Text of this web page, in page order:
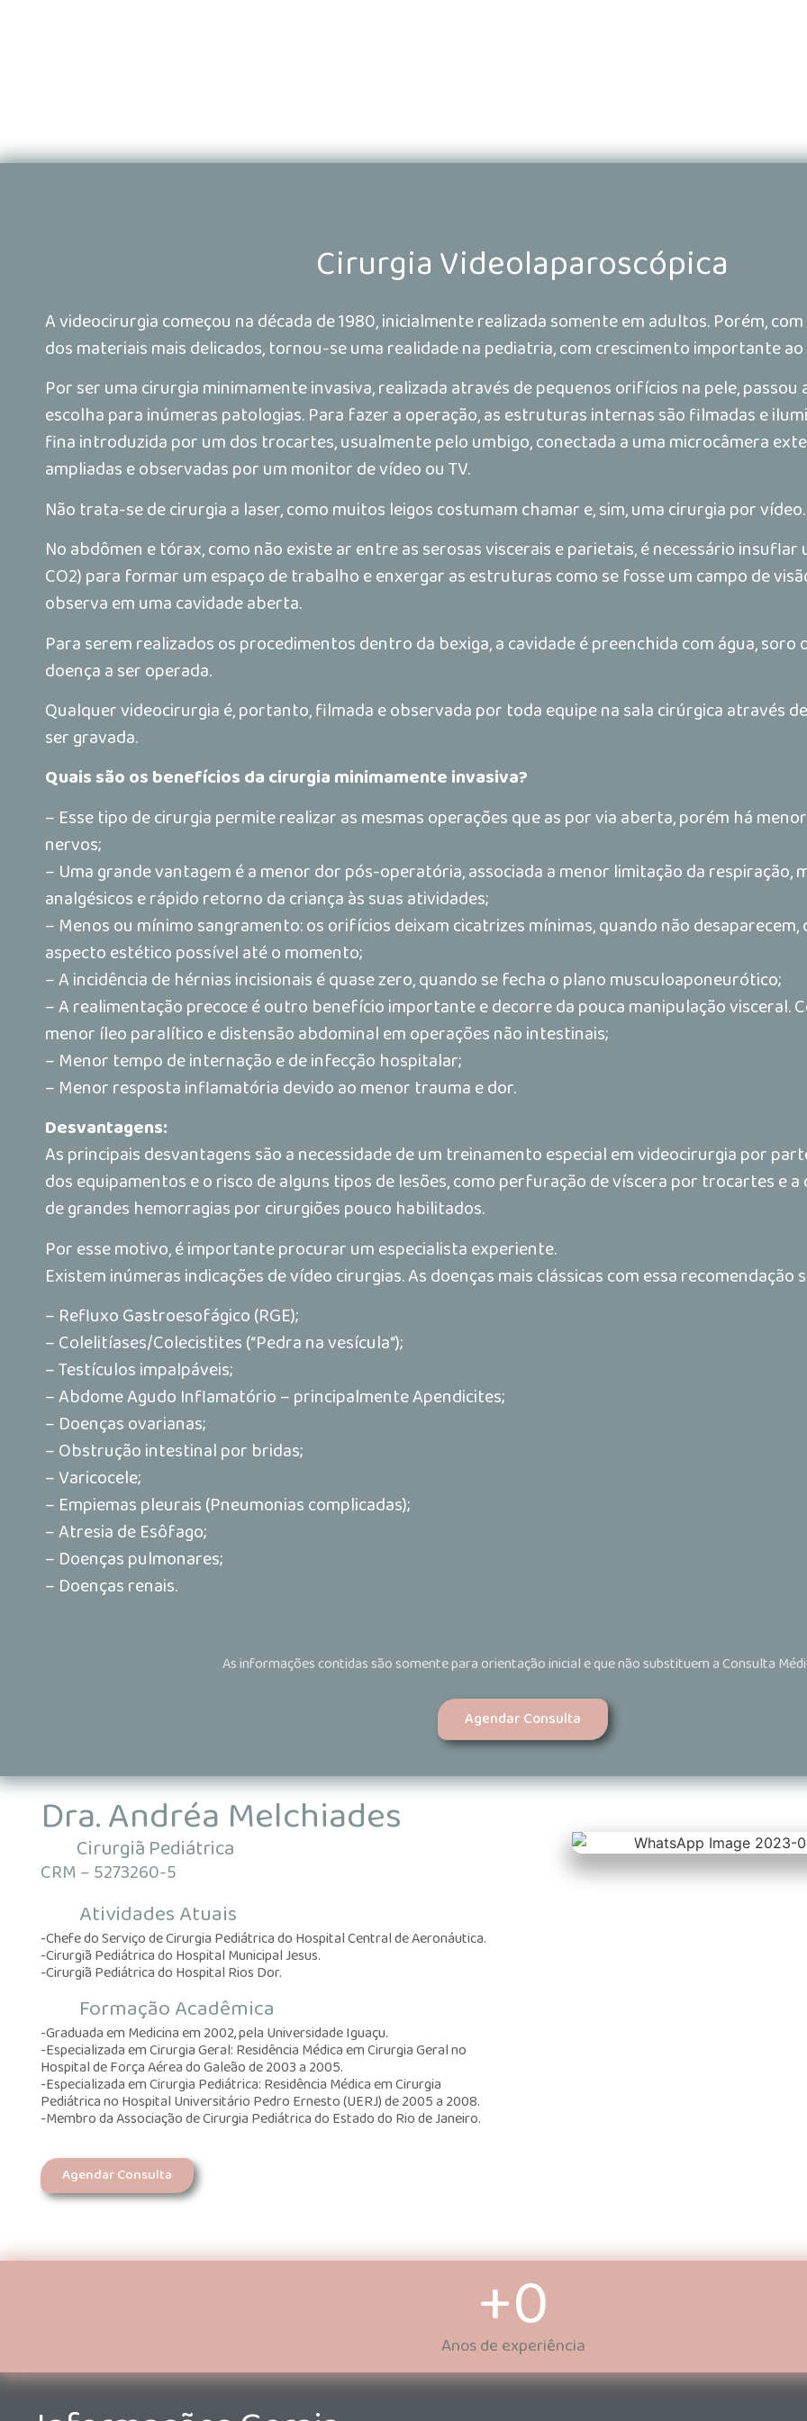
Cirurgia Videolaparoscópica
A videocirurgia começou na década de 1980, inicialmente realizada somente em adultos. Porém,
dos materiais mais delicados, tornou-se uma realidade na pediatria, com crescimento importante ao
Por ser uma cirurgia minimamente invasiva, realizada através de pequenos orifícios na pele,
escolha para inúmeras patologias. Para fazer a operação, as estruturas internas são filmadas e
fina introduzida por um dos trocartes, usualmente pelo umbigo, conectada a uma microcâmera
ampliadas e observadas por um monitor de vídeo ou TV.
Não trata-se de cirurgia a laser, como muitos leigos costumam chamar e, sim, uma cirurgia por vídeo.
No abdômen e tórax, como não existe ar entre as serosas viscerais e parietais, é necessário insuflar
CO2) para formar um espaço de trabalho e enxergar as estruturas como se fosse um campo de
observa em uma cavidade aberta.
Para serem realizados os procedimentos dentro da bexiga, a cavidade é preenchida com água, soro
doença a ser operada.
Qualquer videocirurgia é, portanto, filmada e observada por toda equipe na sala cirúrgica através
ser gravada.
Quais são os benefícios da cirurgia minimamente invasiva?
– Esse tipo de cirurgia permite realizar as mesmas operações que as por via aberta, porém há
nervos;
– Uma grande vantagem é a menor dor pós-operatória, associada a menor limitação da respiração,
analgésicos e rápido retorno da criança às suas atividades;
– Menos ou mínimo sangramento: os orifícios deixam cicatrizes mínimas, quando não
aspecto estético possível até o momento;
– A incidência de hérnias incisionais é quase zero, quando se fecha o plano musculoaponeurótico;
– A realimentação precoce é outro benefício importante e decorre da pouca manipulação visceral.
menor íleo paralítico e distensão abdominal em operações não intestinais;
– Menor tempo de internação e de infecção hospitalar;
– Menor resposta inflamatória devido ao menor trauma e dor.
Desvantagens:
As principais desvantagens são a necessidade de um treinamento especial em videocirurgia por
dos equipamentos e o risco de alguns tipos de lesões, como perfuração de víscera por trocartes e
de grandes hemorragias por cirurgiões pouco habilitados.
Por esse motivo, é importante procurar um especialista experiente.
Existem inúmeras indicações de vídeo cirurgias. As doenças mais clássicas com essa recomendação
– Refluxo Gastroesofágico (RGE);
– Colelitíases/Colecistites (“Pedra na vesícula“);
– Testículos impalpáveis;
– Abdome Agudo Inflamatório – principalmente Apendicites;
– Doenças ovarianas;
– Obstrução intestinal por bridas;
– Varicocele;
– Empiemas pleurais (Pneumonias complicadas);
– Atresia de Esôfago;
– Doenças pulmonares;
– Doenças renais.
As informações contidas são somente para orientação inicial e quenão substituem a Consulta
Agendar Consulta
Dra.Andréa Melchiades
Cirurgiã Pediátrica
CRM – 5273260-5
Atividades Atuais
-Chefe do Serviço de Cirurgia Pediátrica do Hospital Central de Aeronáutica.
-Cirurgiã Pediátrica do Hospital Municipal Jesus.
-Cirurgiã Pediátrica do Hospital Rios Dor.
Formação Acadêmica
-Graduada em Medicina em 2002, pela Universidade Iguaçu.
-Especializada em Cirurgia Geral: Residência Médica em Cirurgia Geral no
Hospital de Força Aérea do Galeão de 2003 a 2005.
-Especializada em Cirurgia Pediátrica: Residência Médica em Cirurgia
Pediátrica no Hospital Universitário Pedro Ernesto (UERJ) de 2005 a 2008.
-Membro da Associação de Cirurgia Pediátrica do Estado do Rio de Janeiro.
Agendar Consulta
Anos de experiência
+0